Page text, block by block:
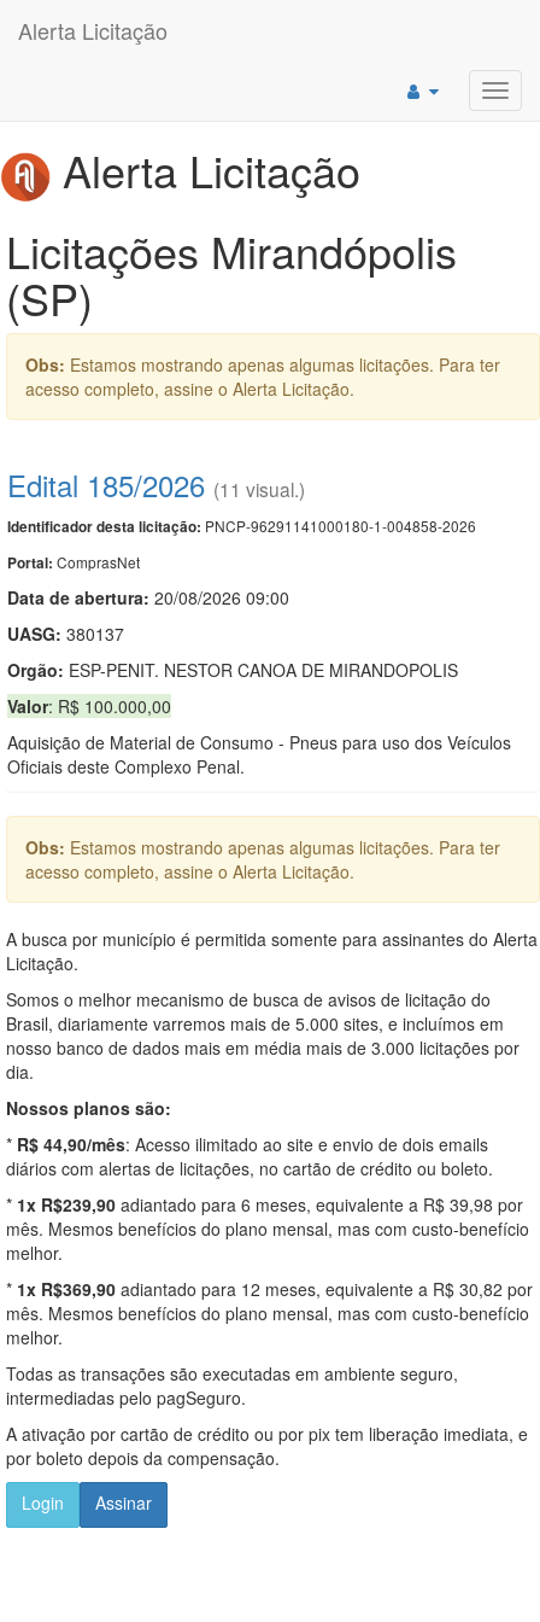
Alerta Licitação
Alerta Licitação
Licitações Mirandópolis
(SP)
Obs: Estamos mostrando apenas algumas licitações. Para ter
acesso completo, assine o Alerta Licitação.
Edital 185/2026 (11 visual.)
Identificador desta licitação: PNCP-96291141000180-1-004858-2026
Portal: ComprasNet
Data de abertura: 20/08/2026 09:00
UASG: 380137
Orgão: ESP-PENIT. NESTOR CANOA DE MIRANDOPOLIS
Valor: R$ 100.000,00
Aquisição de Material de Consumo - Pneus para uso dos Veículos
Oficiais deste Complexo Penal.
Obs: Estamos mostrando apenas algumas licitações. Para ter
acesso completo, assine o Alerta Licitação.
A busca por município é permitida somente para assinantes do Alerta
Licitação.
Somos o melhor mecanismo de busca de avisos de licitação do
Brasil, diariamente varremos mais de 5.000 sites, e incluímos em
nosso banco de dados mais em média mais de 3.000 licitações por
dia.
Nossos planos são:
* R$ 44,90/mês: Acesso ilimitado ao site e envio de dois emails
diários com alertas de licitações, no cartão de crédito ou boleto.
* 1x R$239,90 adiantado para 6 meses, equivalente a R$ 39,98 por
mês. Mesmos benefícios do plano mensal, mas com custo-benefício
melhor.
* 1x R$369,90 adiantado para 12 meses, equivalente a R$ 30,82 por
mês. Mesmos benefícios do plano mensal, mas com custo-benefício
melhor.
Todas as transações são executadas em ambiente seguro,
intermediadas pelo pagSeguro.
A ativação por cartão de crédito ou por pix tem liberação imediata, e
por boleto depois da compensação.
Login
Assinar